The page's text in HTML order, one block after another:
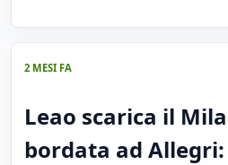
2 MESI FA
Leao scarica il
bordata ad Allegri: